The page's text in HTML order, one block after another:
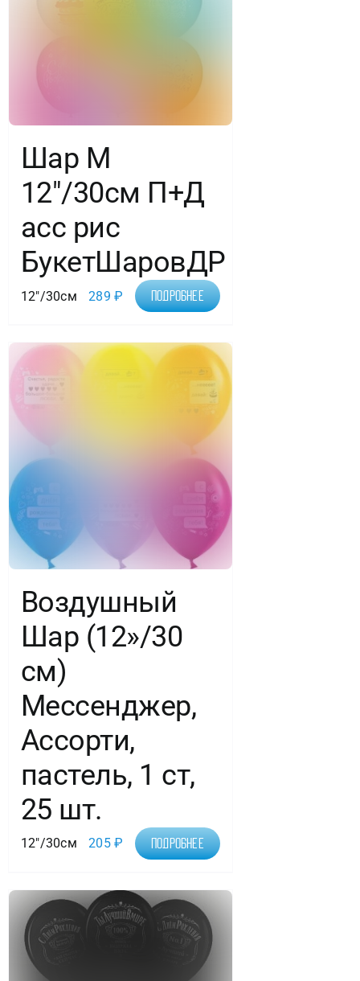
Шар М
12″/30см П+Д
асс рис
БукетШаровДР
12"/30см 289₽ Подробнее
Воздушный
Шар (12»/30
см)
Мессенджер,
Ассорти,
пастель, 1 ст,
25 шт.
12"/30см 205₽ Подробнее